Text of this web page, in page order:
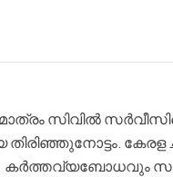
സിവിൽ
കേരള
കർത്തവ്യബോധവും